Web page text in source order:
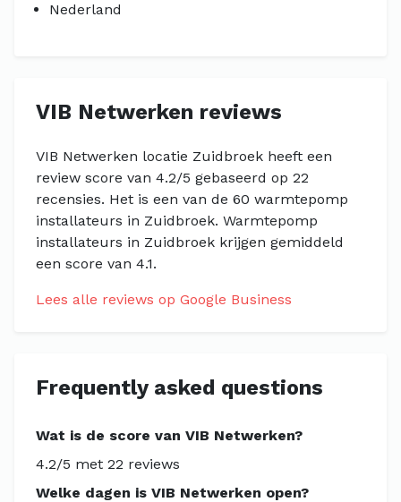
Nederland
VIB Netwerken reviews
VIB Netwerken locatie Zuidbroek heeft een
review score van 4.2/5 gebaseerd op 22
recensies. Het is een van de 60 warmtepomp
installateurs in Zuidbroek. Warmtepomp
installateurs in Zuidbroek krijgen gemiddeld
een score van 4.1.
Lees alle reviews op Google Business
Frequently asked questions
Wat is de score van VIB Netwerken?
4.2/5 met 22 reviews
Welke dagen is VIB Netwerken open?